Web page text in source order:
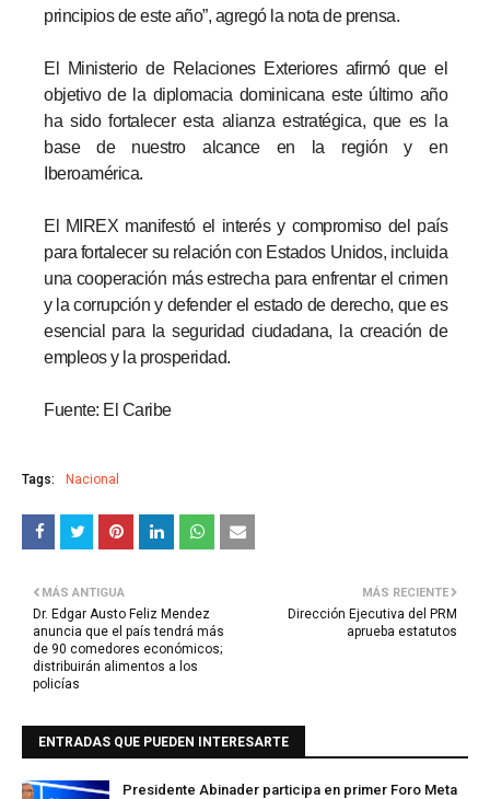
principios de este año”, agregó la nota de prensa.
El Ministerio de Relaciones Exteriores afirmó que el
objetivo de la diplomacia dominicana este último año
ha sido fortalecer esta alianza estratégica, que es la
base de nuestro alcance en la región y en
Iberoamérica.
El MIREX manifestó el interés y compromiso del país
para fortalecer su relación con Estados Unidos, incluida
una cooperación más estrecha para enfrentar el crimen
y la corrupción y defender el estado de derecho, que es
esencial para la seguridad ciudadana, la creación de
empleos y la prosperidad.
Fuente: El Caribe
Tags: Nacional
MÁS RECIENTE
Dirección Ejecutiva del PRM
aprueba estatutos
MÁS ANTIGUA
Dr. Edgar Austo Feliz Mendez
anuncia que el país tendrá más
de 90 comedores económicos;
distribuirán alimentos a los
policías
ENTRADAS QUE PUEDEN INTERESARTE
Presidente Abinader participa en primer Foro Meta